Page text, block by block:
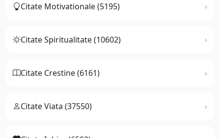
Citate Motivationale (5195)
Citate Spiritualitate (10602)
Citate Crestine (6161)
Citate Viata (37550)